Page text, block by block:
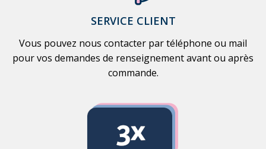
SERVICE CLIENT
Vous pouvez nous contacter par téléphone ou mail
pour vos demandes de renseignement avant ou après
commande.